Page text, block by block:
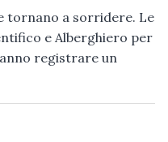
tornano a sorridere. Le
e Alberghiero per
registrare un